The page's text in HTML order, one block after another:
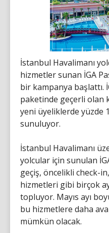
İstanbul Havalimanı
hizmetler sunan İGA
bir kampanya başlattı.
paketinde geçerli olan
yeni üyeliklerde yüzde
sunuluyor.
İstanbul Havalimanı
yolcular için sunulan
geçiş, öncelikli check-
hizmetleri gibi birçok
topluyor. Mayıs ayı
bu hizmetlere daha
mümkün olacak.